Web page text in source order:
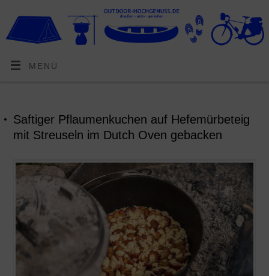
MENÜ
Saftiger Pflaumenkuchen auf Hefemürbeteig
mit Streuseln im Dutch Oven gebacken